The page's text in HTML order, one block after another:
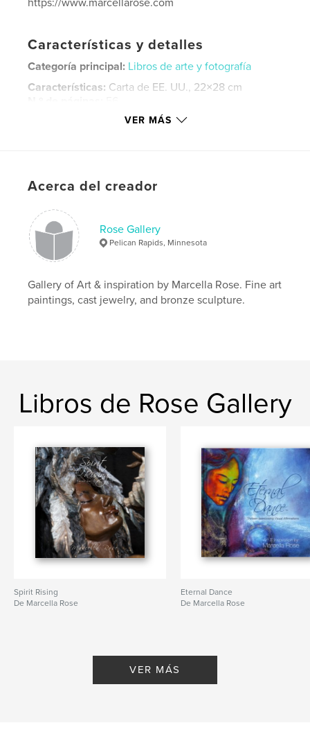
Características y detalles
Categoría principal: Libros de arte y fotografía
Características: Carta de EE. UU., 22×28 cm
Fecha de publicación:mar. 02, 2020
Giclees , Oil Paintings
Fine Art
VER MÁS
Acerca del creador
Rose Gallery
Pelican Rapids, Minnesota
Gallery of Art & inspiration by Marcella Rose. Fine art
paintings, cast jewelry, and bronze sculpture.
Libros de Rose Gallery
Spirit Rising
De Marcella Rose
Eternal Dance
De Marcella Rose
VER MÁS